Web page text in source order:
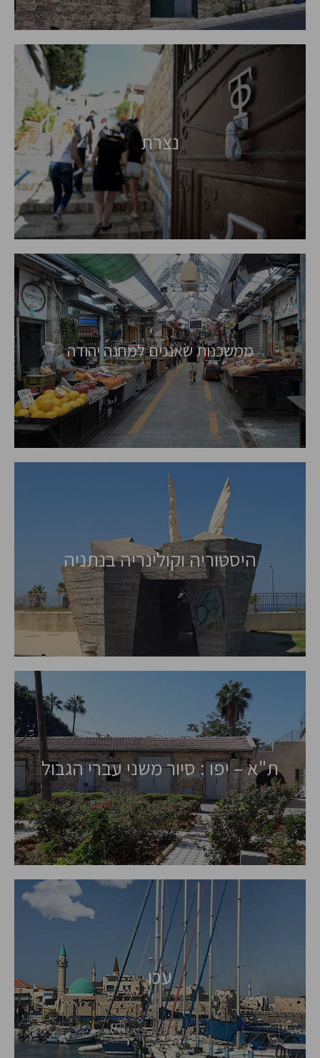
נצרת
ממשכנות שאננים למחנה יהודה
היסטוריה וקולינריה בנתניה
ת"א – יפו : סיור משני עברי הגבול
עכו